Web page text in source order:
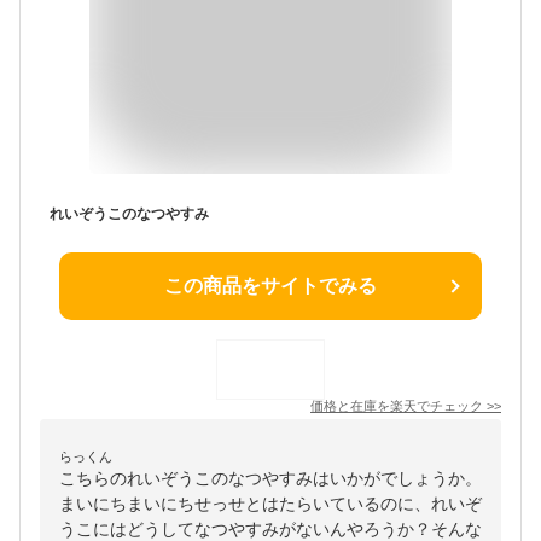
れいぞうこのなつやすみ
この商品をサイトでみる
価格と在庫を楽天でチェック >>
らっくん
こちらのれいぞうこのなつやすみはいかがでしょうか。
まいにちまいにちせっせとはたらいているのに、れいぞ
うこにはどうしてなつやすみがないんやろうか？そんな